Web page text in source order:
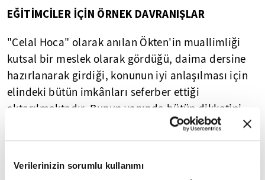
Verilerinizin sorumlu kullanımı
EĞİTİMCİLER İÇİN ÖRNEK DAVRANIŞLAR
"Celal Hoca" olarak anılan Ökten'in muallimliği
kutsal bir meslek olarak gördüğü, daima dersine
hazırlanarak girdiği, konunun iyi anlaşılması için
elindeki bütün imkânları seferber ettiği
aktarılmaktadır. Bunun yanında bütün dikkatini
dersine vermesi, talebelerinin düşüncelerine değer
vermesi, kimseyi rencide etmeyecek biçimde
değişik ödül ve ceza mekanizmalarına
başvurması, adil bir değerlendirme yapması ve en